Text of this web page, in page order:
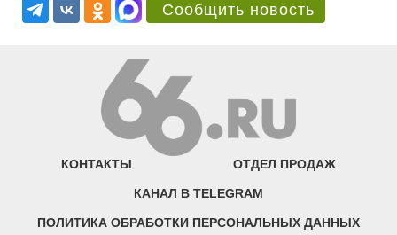
Сообщить новость
КОНТАКТЫ ОТДЕЛ ПРОДАЖ
КАНАЛ В TELEGRAM
ПОЛИТИКА ОБРАБОТКИ ПЕРСОНАЛЬНЫХ ДАННЫХ